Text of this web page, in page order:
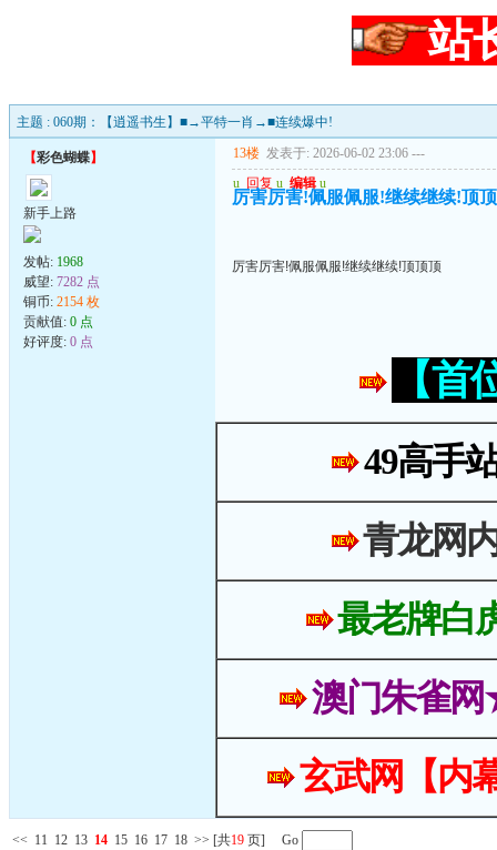
站
主题 : 060期：【逍遥书生】■→平特一肖→■连续爆中!
【彩色蝴蝶】
新手上路
发帖: 1968
威望: 7282 点
铜币: 2154 枚
贡献值: 0 点
好评度: 0 点
13楼 发表于: 2026-06-02 23:06 ---
u 回复 u 编辑 u
厉害厉害!佩服佩服!继续继续!顶
厉害厉害!佩服佩服!继续继续!顶顶顶
【
49高手
青龙网
最老牌白
澳门朱雀
玄武网【内
<< 11 12 13 14 15 16 17 18 >> [共19 页] Go